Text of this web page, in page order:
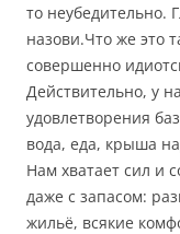
то неубедительно.
назови.Что же это
совершенно
Действительно, у
удовлетворения
вода, еда, крыша
Нам хватает сил и
даже с запасом:
жильё, всякие